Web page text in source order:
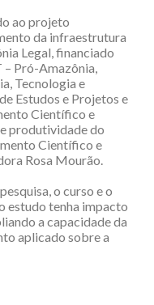
ao projeto
da infraestrutura
Legal, financiado
Pró-Amazônia,
Tecnologia e
Estudos e Projetos e
Científico e
produtividade do
Científico e
Rosa Mourão.
o curso e o
estudo tenha impacto
a capacidade da
aplicado sobre a